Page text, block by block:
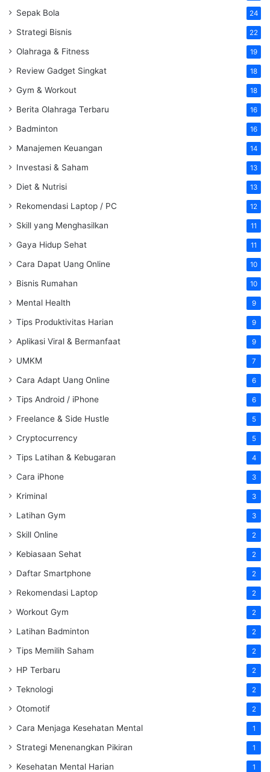
Sepak Bola 24
Strategi Bisnis 22
Olahraga & Fitness 19
Review Gadget Singkat 18
Gym & Workout 18
Berita Olahraga Terbaru 16
Badminton 16
Manajemen Keuangan 14
Investasi & Saham 13
Diet & Nutrisi 13
Rekomendasi Laptop / PC 12
Skill yang Menghasilkan 11
Gaya Hidup Sehat 11
Cara Dapat Uang Online 10
Bisnis Rumahan 10
Mental Health 9
Tips Produktivitas Harian 9
Aplikasi Viral & Bermanfaat 9
UMKM 7
Cara Adapt Uang Online 6
Tips Android / iPhone 6
Freelance & Side Hustle 5
Cryptocurrency 5
Tips Latihan & Kebugaran 4
Cara iPhone 3
Kriminal 3
Latihan Gym 3
Skill Online 2
Kebiasaan Sehat 2
Daftar Smartphone 2
Rekomendasi Laptop 2
Workout Gym 2
Latihan Badminton 2
Tips Memilih Saham 2
HP Terbaru 2
Teknologi 2
Otomotif 2
Cara Menjaga Kesehatan Mental 1
Strategi Menenangkan Pikiran 1
Kesehatan Mental Harian 1